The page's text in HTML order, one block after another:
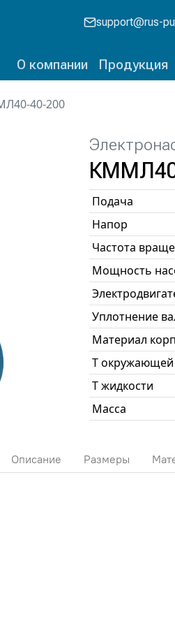
support@rus-
О компании Продукция
40-200
Подача
Напор
Частота
Мощность
Уплотнение
Материал
T
T жидкости
Масса
Описание Размеры